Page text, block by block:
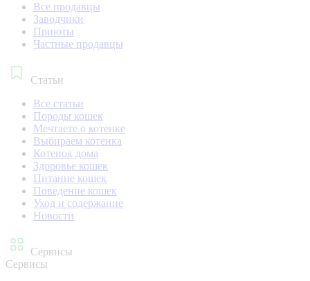
Все продавцы
Заводчики
Приюты
Частные продавцы
Статьи
Все статьи
Породы кошек
Мечтаете о котенке
Выбираем котенка
Котенок дома
Здоровье кошек
Питание кошек
Поведение кошек
Уход и содержание
Новости
Сервисы
Сервисы